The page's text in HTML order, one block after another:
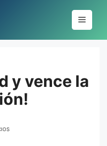
Menu
y vence la